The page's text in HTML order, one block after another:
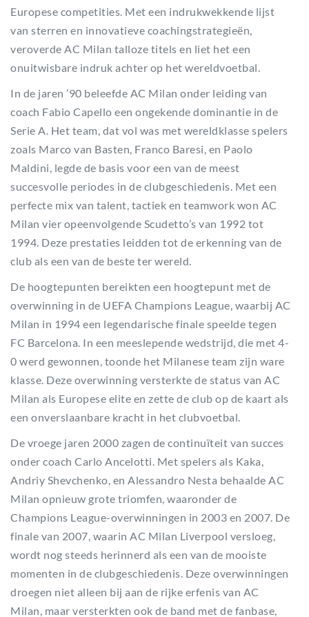
Europese competities. Met een indrukwekkende lijst
van sterren en innovatieve coachingstrategieën,
veroverde AC Milan talloze titels en liet het een
onuitwisbare indruk achter op het wereldvoetbal.
In de jaren ’90 beleefde AC Milan onder leiding van
coach Fabio Capello een ongekende dominantie in de
Serie A. Het team, dat vol was met wereldklasse spelers
zoals Marco van Basten, Franco Baresi, en Paolo
Maldini, legde de basis voor een van de meest
succesvolle periodes in de clubgeschiedenis. Met een
perfecte mix van talent, tactiek en teamwork won AC
Milan vier opeenvolgende Scudetto’s van 1992 tot
1994. Deze prestaties leidden tot de erkenning van de
club als een van de beste ter wereld.
De hoogtepunten bereikten een hoogtepunt met de
overwinning in de UEFA Champions League, waarbij AC
Milan in 1994 een legendarische finale speelde tegen
FC Barcelona. In een meeslepende wedstrijd, die met 4-
0 werd gewonnen, toonde het Milanese team zijn ware
klasse. Deze overwinning versterkte de status van AC
Milan als Europese elite en zette de club op de kaart als
een onverslaanbare kracht in het clubvoetbal.
De vroege jaren 2000 zagen de continuïteit van succes
onder coach Carlo Ancelotti. Met spelers als Kaka,
Andriy Shevchenko, en Alessandro Nesta behaalde AC
Milan opnieuw grote triomfen, waaronder de
Champions League-overwinningen in 2003 en 2007. De
finale van 2007, waarin AC Milan Liverpool versloeg,
wordt nog steeds herinnerd als een van de mooiste
momenten in de clubgeschiedenis. Deze overwinningen
droegen niet alleen bij aan de rijke erfenis van AC
Milan, maar versterkten ook de band met de fanbase,